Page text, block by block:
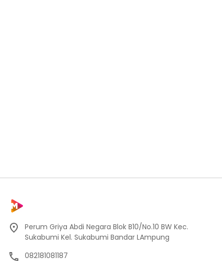
Perum Griya Abdi Negara Blok B10/No.10 BW Kec.
Sukabumi Kel. Sukabumi Bandar LAmpung
082181081187